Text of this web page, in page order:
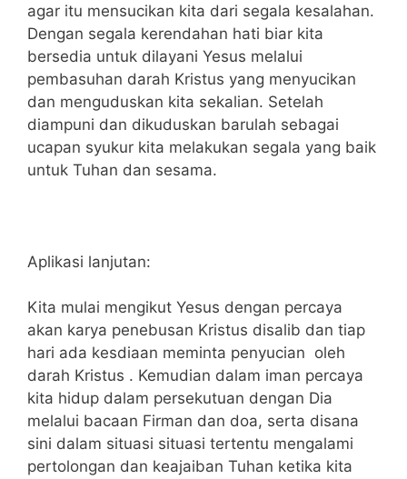
agar itu mensucikan kita dari segala kesalahan.
Dengan segala kerendahan hati biar kita
bersedia untuk dilayani Yesus melalui
pembasuhan darah Kristus yang menyucikan
dan menguduskan kita sekalian. Setelah
diampuni dan dikuduskan barulah sebagai
ucapan syukur kita melakukan segala yang baik
untuk Tuhan dan sesama.
Aplikasi lanjutan:
Kita mulai mengikut Yesus dengan percaya
akan karya penebusan Kristus disalib dan tiap
hari ada kesdiaan meminta penyucian oleh
darah Kristus . Kemudian dalam iman percaya
kita hidup dalam persekutuan dengan Dia
melalui bacaan Firman dan doa, serta disana
sini dalam situasi situasi tertentu mengalami
pertolongan dan keajaiban Tuhan ketika kita